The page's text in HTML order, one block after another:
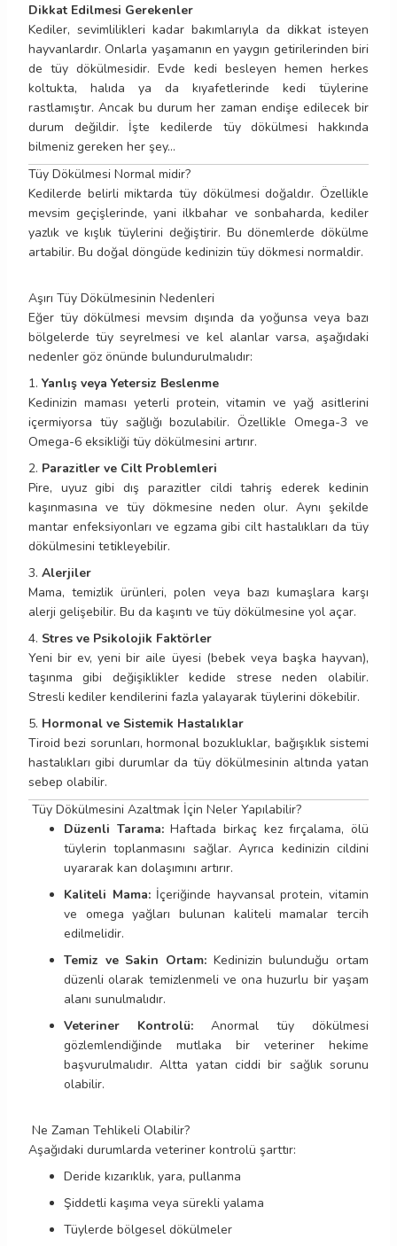
Dikkat Edilmesi Gerekenler
Kediler, sevimlilikleri kadar bakımlarıyla da dikkat isteyen
hayvanlardır. Onlarla yaşamanın en yaygın getirilerinden biri
de tüy dökülmesidir. Evde kedi besleyen hemen herkes
koltukta, halıda ya da kıyafetlerinde kedi tüylerine
rastlamıştır. Ancak bu durum her zaman endişe edilecek bir
durum değildir. İşte kedilerde tüy dökülmesi hakkında
bilmeniz gereken her şey…
Tüy Dökülmesi Normal midir?
Kedilerde belirli miktarda tüy dökülmesi doğaldır. Özellikle
mevsim geçişlerinde, yani ilkbahar ve sonbaharda, kediler
yazlık ve kışlık tüylerini değiştirir. Bu dönemlerde dökülme
artabilir. Bu doğal döngüde kedinizin tüy dökmesi normaldir.
Aşırı Tüy Dökülmesinin Nedenleri
Eğer tüy dökülmesi mevsim dışında da yoğunsa veya bazı
bölgelerde tüy seyrelmesi ve kel alanlar varsa, aşağıdaki
nedenler göz önünde bulundurulmalıdır:
1. Yanlış veya Yetersiz Beslenme
Kedinizin maması yeterli protein, vitamin ve yağ asitlerini
içermiyorsa tüy sağlığı bozulabilir. Özellikle Omega-3 ve
Omega-6 eksikliği tüy dökülmesini artırır.
2. Parazitler ve Cilt Problemleri
Pire, uyuz gibi dış parazitler cildi tahriş ederek kedinin
kaşınmasına ve tüy dökmesine neden olur. Aynı şekilde
mantar enfeksiyonları ve egzama gibi cilt hastalıkları da tüy
dökülmesini tetikleyebilir.
3. Alerjiler
Mama, temizlik ürünleri, polen veya bazı kumaşlara karşı
alerji gelişebilir. Bu da kaşıntı ve tüy dökülmesine yol açar.
4. Stres ve Psikolojik Faktörler
Yeni bir ev, yeni bir aile üyesi (bebek veya başka hayvan),
taşınma gibi değişiklikler kedide strese neden olabilir.
Stresli kediler kendilerini fazla yalayarak tüylerini dökebilir.
5. Hormonal ve Sistemik Hastalıklar
Tiroid bezi sorunları, hormonal bozukluklar, bağışıklık sistemi
hastalıkları gibi durumlar da tüy dökülmesinin altında yatan
sebep olabilir.
Tüy Dökülmesini Azaltmak İçin Neler Yapılabilir?
Düzenli Tarama:Haftada birkaç kez fırçalama, ölü
tüylerin toplanmasını sağlar. Ayrıca kedinizin cildini
uyararak kan dolaşımını artırır.
Kaliteli Mama:İçeriğinde hayvansal protein, vitamin
ve omega yağları bulunan kaliteli mamalar tercih
edilmelidir.
Temiz ve Sakin Ortam:Kedinizin bulunduğu ortam
düzenli olarak temizlenmeli ve ona huzurlu bir yaşam
alanı sunulmalıdır.
Veteriner Kontrolü:Anormal tüy dökülmesi
gözlemlendiğinde mutlaka bir veteriner hekime
başvurulmalıdır. Altta yatan ciddi bir sağlık sorunu
olabilir.
Ne Zaman Tehlikeli Olabilir?
Aşağıdaki durumlarda veteriner kontrolü şarttır:
Deride kızarıklık, yara, pullanma
Şiddetli kaşıma veya sürekli yalama
Tüylerde bölgesel dökülmeler